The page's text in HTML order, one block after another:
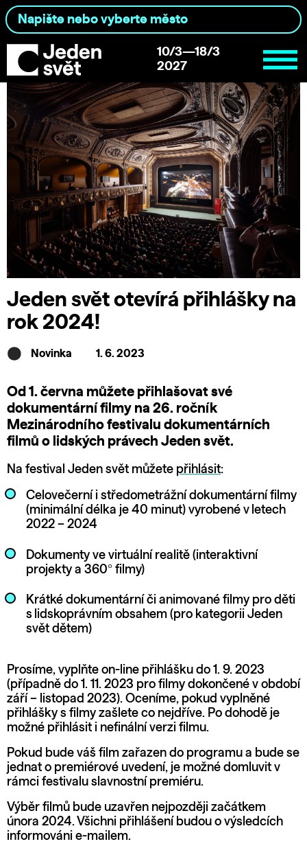
10/3—18/3
2027
Jeden svět otevírá přihlášky na
rok 2024!
Novinka 1. 6. 2023
Od 1. června můžete přihlašovat své
dokumentární filmy na 26. ročník
Mezinárodního festivalu dokumentárních
filmů o lidských právech Jeden svět.
Na festival Jeden svět můžete přihlásit:
Celovečerní i středometrážní dokumentární filmy
(minimální délka je 40 minut) vyrobené v letech
2022 – 2024
Dokumenty ve virtuální realitě (interaktivní
projekty a 360° filmy)
Krátké dokumentární či animované filmy pro děti
s lidskoprávním obsahem (pro kategorii Jeden
svět dětem)
Prosíme, vyplňte on-line přihlášku do 1. 9. 2023
(případně do 1. 11. 2023 pro filmy dokončené v období
září – listopad 2023). Oceníme, pokud vyplněné
přihlášky s filmy zašlete co nejdříve. Po dohodě je
možné přihlásit i nefinální verzi filmu.
Pokud bude váš film zařazen do programu a bude se
jednat o premiérové uvedení, je možné domluvit v
rámci festivalu slavnostní premiéru.
Výběr filmů bude uzavřen nejpozději začátkem
února 2024. Všichni přihlášení budou o výsledcích
informováni e-mailem.